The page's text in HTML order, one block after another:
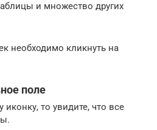
и множество других
необходимо кликнуть на
поле
иконку, то увидите, что все